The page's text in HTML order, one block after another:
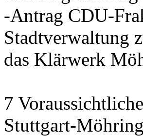
-Antrag CDU-
Stadtverwaltung
das Klärwerk
7
Stuttgart-